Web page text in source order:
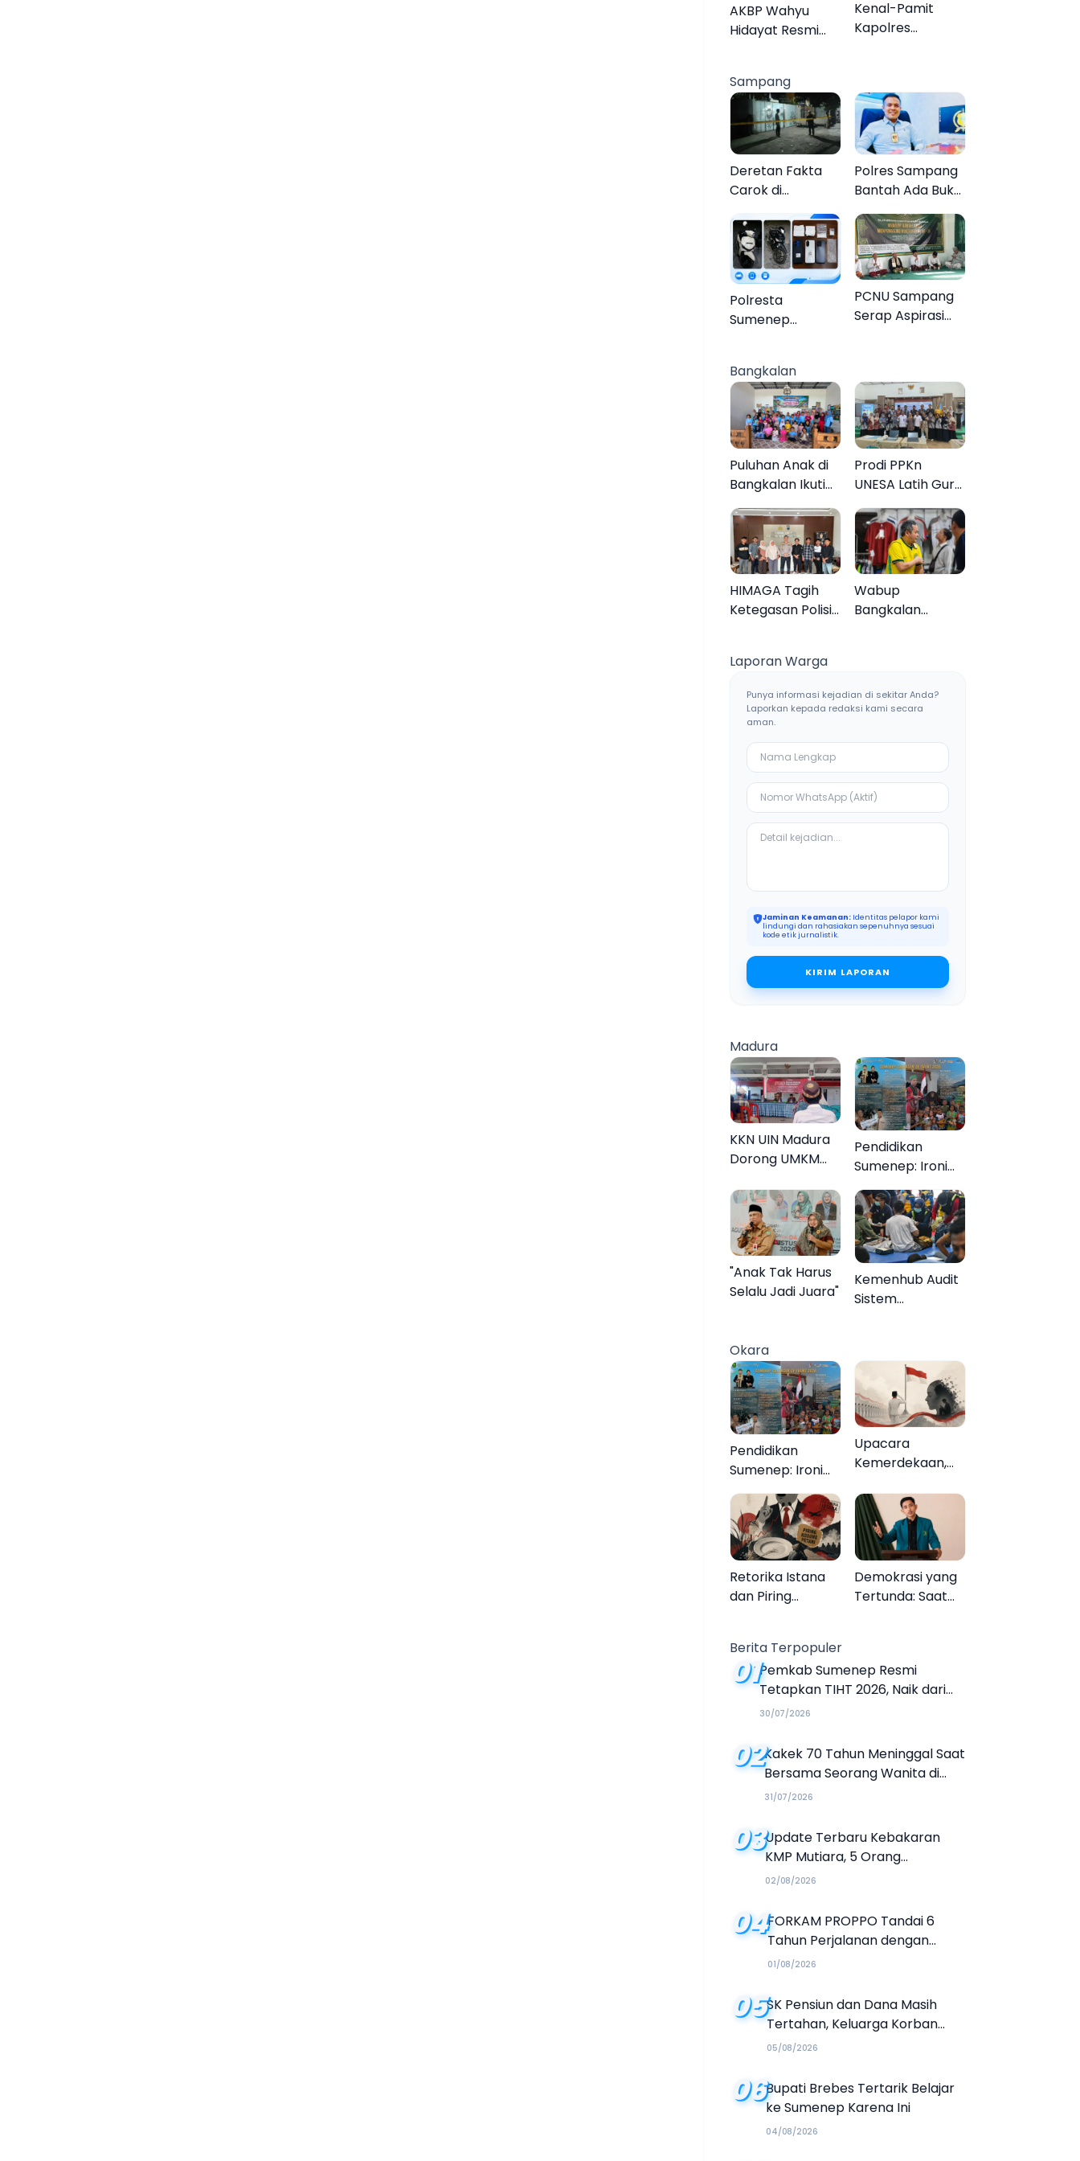
Organisasi
AKBP Wahyu
Hidayat Resmi
Disambut Tradisi
Gerbang Pora
Kenal-Pamit
Kapolres
Cenderamata
untuk AKBP
Hendra
Sampang
Deretan Fakta
Carok di
60 Tahun Duel
Melawan 2 Pria
Polres Sampang
Bantah Ada Bukti
Kasus Rudapaksa
Anak 27
Tersangka
Polresta
Sumenep
Sampang, Tiga
Pengedar
Ditangkap
PCNU Sampang
Serap Aspirasi
Bangkalan
Puluhan Anak di
Bangkalan Ikuti
Lomba Mewarnai
Bertema Liburan
Keluarga
Prodi PPKn
UNESA Latih Guru
PPKn Bangkalan
dengan
Pembelajaran
Inovasi Teknologi
HIMAGA Tagih
Ketegasan Polisi
Galis Bangkalan
Wabup
Bangkalan
Ketiban Berkah
Laporan Warga
Punya informasi kejadian di sekitar Anda?
Laporkan kepada redaksi kami secara
aman.
Jaminan Keamanan: Identitas pelapor kami
lindungi dan rahasiakan sepenuhnya sesuai
kode etik jurnalistik.
KIRIM LAPORAN
Madura
KKN UIN Madura
Dorong UMKM
Naik Kelas
Pendidikan
Sumenep: Ironi
13.095 Anak Tidak
Sekolah
Menyaksikan
Semarak Festival
Kalender Event
2026
"Anak Tak Harus
Selalu Jadi Juara"
Kemenhub Audit
Sistem
Mutiara Sentosa
II
Okara
Pendidikan
Sumenep: Ironi
13.095 Anak Tidak
Sekolah
Menyaksikan
Semarak Festival
Kalender Event
2026
Upacara
Kemerdekaan,
Melupakan
Retorika Istana
dan Piring
Demokrasi yang
Tertunda: Saat
Berita Terpopuler
01Pemkab Sumenep Resmi
Tetapkan TIHT 2026, Naik dari
Tahun Sebelumnya
30/07/2026
02Kakek 70 Tahun Meninggal Saat
Bersama Seorang Wanita di
Hotel Parangtritis
31/07/2026
03Update Terbaru Kebakaran
KMP Mutiara, 5 Orang
Dinyatakan Tewas
02/08/2026
04FORKAM PROPPO Tandai 6
Tahun Perjalanan dengan
Peluncuran Mars, Hymne, dan
01/08/2026
05SK Pensiun dan Dana Masih
Tertahan, Keluarga Korban
Tagih Janji BRI Sumenep
05/08/2026
06Bupati Brebes Tertarik Belajar
ke Sumenep Karena Ini
04/08/2026